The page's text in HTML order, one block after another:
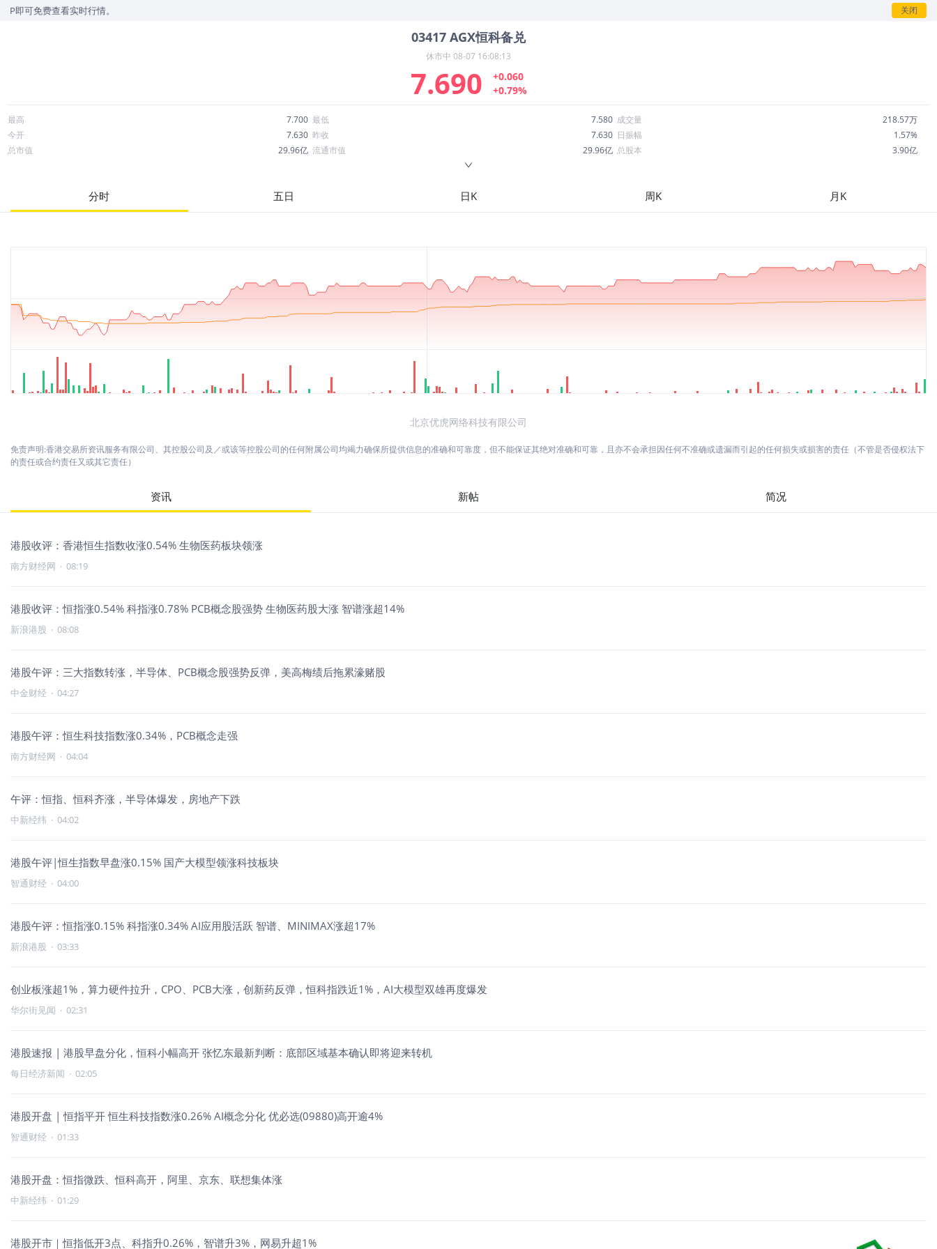
实时行情。 关闭
03417 AGX恒科备兑
休市中 08-07 16:08:13
7.690
+0.060
+0.79%
最高 7.700 最低 7.580 成交量
218.57万
今开
7.630 昨收 7.630 日振幅
1.57%
总市值
29.96亿 流通市值 29.96亿 总股本
3.90亿
8.817
股息
分时 五日 日K 周K 月K
北京优虎网络科技有限公司
免责声明:香港交易所资讯服务有限公司、其控股公司及／或该等控股公司的任何附属公司均竭力确保所提供信息的准确和可靠度，但不能保证其绝对准确和可靠，且亦不会承担因任何不准确或遗漏而引起的任何损失或损害的责任（不管是否侵权法下
的责任或合约责任又或其它责任）
资讯 新帖 简况
港股收评：香港恒生指数收涨0.54% 生物医药板块领涨
南方财经网 · 08:19
港股收评：恒指涨0.54% 科指涨0.78% PCB概念股强势 生物医药股大涨 智谱涨超14%
新浪港股 · 08:08
港股午评：三大指数转涨，半导体、PCB概念股强势反弹，美高梅绩后拖累濠赌股
中金财经 · 04:27
港股午评：恒生科技指数涨0.34%，PCB概念走强
南方财经网 · 04:04
午评：恒指、恒科齐涨，半导体爆发，房地产下跌
中新经纬 · 04:02
港股午评|恒生指数早盘涨0.15% 国产大模型领涨科技板块
智通财经 · 04:00
港股午评：恒指涨0.15% 科指涨0.34% AI应用股活跃 智谱、MINIMAX涨超17%
新浪港股 · 03:33
创业板涨超1%，算力硬件拉升，CPO、PCB大涨，创新药反弹，恒科指跌近1%，AI大模型双雄再度爆发
华尔街见闻 · 02:31
港股速报 | 港股早盘分化，恒科小幅高开 张忆东最新判断：底部区域基本确认即将迎来转机
每日经济新闻 · 02:05
港股开盘 | 恒指平开 恒生科技指数涨0.26% AI概念分化 优必选(09880)高开逾4%
智通财经 · 01:33
港股开盘：恒指微跌、恒科高开，阿里、京东、联想集体涨
中新经纬 · 01:29
港股开市｜恒指低开3点、科指升0.26%，智谱升3%，网易升超1%